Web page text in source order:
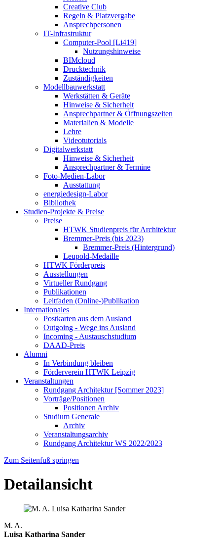
Creative Club
Regeln & Platzvergabe
Ansprechpersonen
IT-Infrastruktur
Computer-Pool [Li419]
Nutzungshinweise
BIMcloud
Drucktechnik
Zuständigkeiten
Modellbauwerkstatt
Werkstätten & Geräte
Hinweise & Sicherheit
Ansprechpartner & Öffnungszeiten
Materialien & Modelle
Lehre
Videotutorials
Digitalwerkstatt
Hinweise & Sicherheit
Ansprechpartner & Termine
Foto-Medien-Labor
Ausstattung
energiedesign-Labor
Bibliothek
Studien-Projekte & Preise
Preise
HTWK Studienpreis für Architektur
Bremmer-Preis (bis 2023)
Bremmer-Preis (Hintergrund)
Leupold-Medaille
HTWK Förderpreis
Ausstellungen
Virtueller Rundgang
Publikationen
Leitfaden (Online-)Publikation
Internationales
Postkarten aus dem Ausland
Outgoing - Wege ins Ausland
Incoming - Austauschstudium
DAAD-Preis
Alumni
In Verbindung bleiben
Förderverein HTWK Leipzig
Veranstaltungen
Rundgang Architektur [Sommer 2023]
Vorträge/Positionen
Positionen Archiv
Studium Generale
Archiv
Veranstaltungsarchiv
Rundgang Architektur WS 2022/2023
Zum Seitenfuß springen
Detailansicht
M. A.
Luisa Katharina Sander